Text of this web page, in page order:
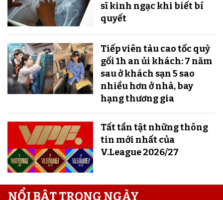
sĩ kinh ngạc khi biết bí
quyết
Tiếp viên tàu cao tốc quỳ
gối 1h an ủi khách: 7 năm
sau ở khách sạn 5 sao
nhiều hơn ở nhà, bay
hạng thương gia
Tất tần tật những thông
tin mới nhất của
V.League 2026/27
NỔI BẬT TRONG NGÀY